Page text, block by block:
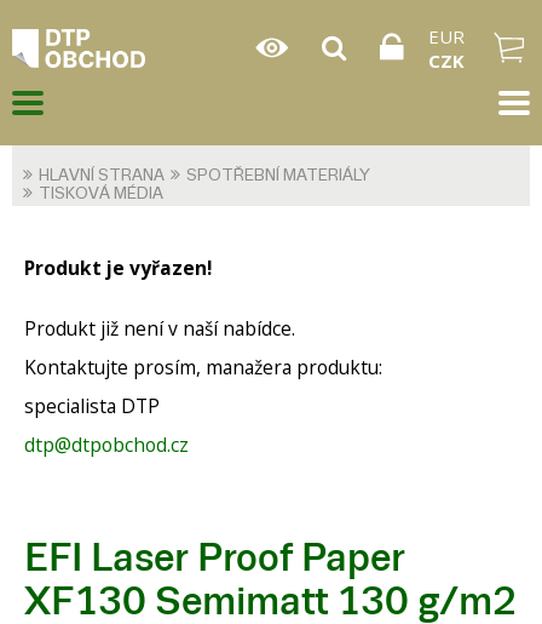
EUR
CZK
HLAVNÍ STRANA
SPOTŘEBNÍ MATERIÁLY
TISKOVÁ MÉDIA
Produkt je vyřazen!
Produkt již není v naší nabídce.
Kontaktujte prosím, manažera produktu:
specialista DTP
dtp@dtpobchod.cz
EFI Laser Proof Paper
XF130 Semimatt 130 g/m2